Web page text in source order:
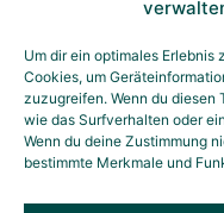
Um dir ein optimales
Cookies, um
zuzugreifen. Wenn du diesen
wie das Surfverhalten oder
Wenn du deine Zustimmung
bestimmte Merkmale und